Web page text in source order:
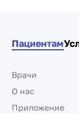
Пациентам
Врачи
О нас
Приложение